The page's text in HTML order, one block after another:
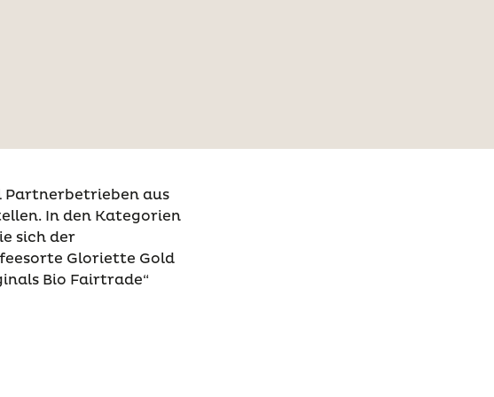
Partnerbetrieben aus
In den Kategorien
sich der
Gloriette Gold
Bio Fairtrade“